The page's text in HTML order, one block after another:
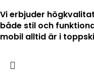
Vi erbjuder
både stil och
mobil alltid är i